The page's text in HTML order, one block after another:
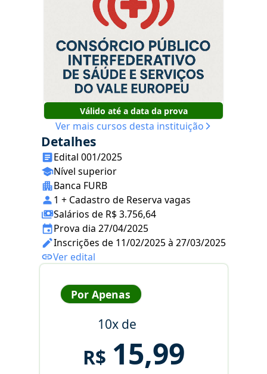
Válido até a data da prova
Ver mais cursos desta instituição
Detalhes
Edital 001/2025
Nível superior
Banca FURB
1 + Cadastro de Reserva vagas
Salários de R$ 3.756,64
Prova dia 27/04/2025
Inscrições de 11/02/2025 à 27/03/2025
Ver edital
Por Apenas
10x de
R$ 15,99